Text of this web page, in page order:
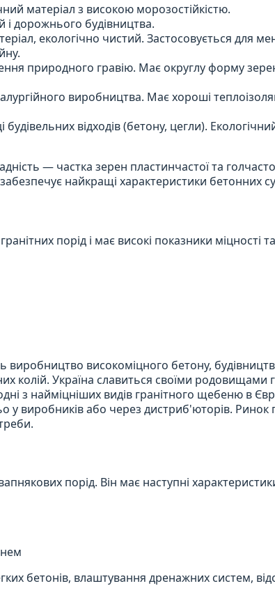
матеріал з високою морозостійкістю.
і дорожнього будівництва.
екологічно чистий. Застосовується для
природного гравію. Має округлу форму
виробництва. Має хороші
відходів (бетону, цегли).
— частка зерен пластинчастої та
найкращі характеристики бетонних
порід і має високі показники міцності
високоміцного бетону,
колій. Україна славиться своїми родовищами
з найміцніших видів гранітного щебеню в
у виробників або через дистриб'юторів. Ринок
порід. Він має наступні
бетонів, влаштування дренажних систем,